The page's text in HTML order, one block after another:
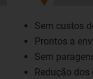
Sem custos
Prontos a
Sem
Redução